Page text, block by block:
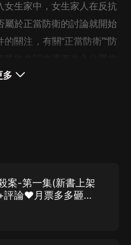
女生家中，女生家人在反抗
屬於正當防衛的討論就開始
關注，有關“正當防衛”“防
多
案-第一集(新書上架
論♥月票多多砸向